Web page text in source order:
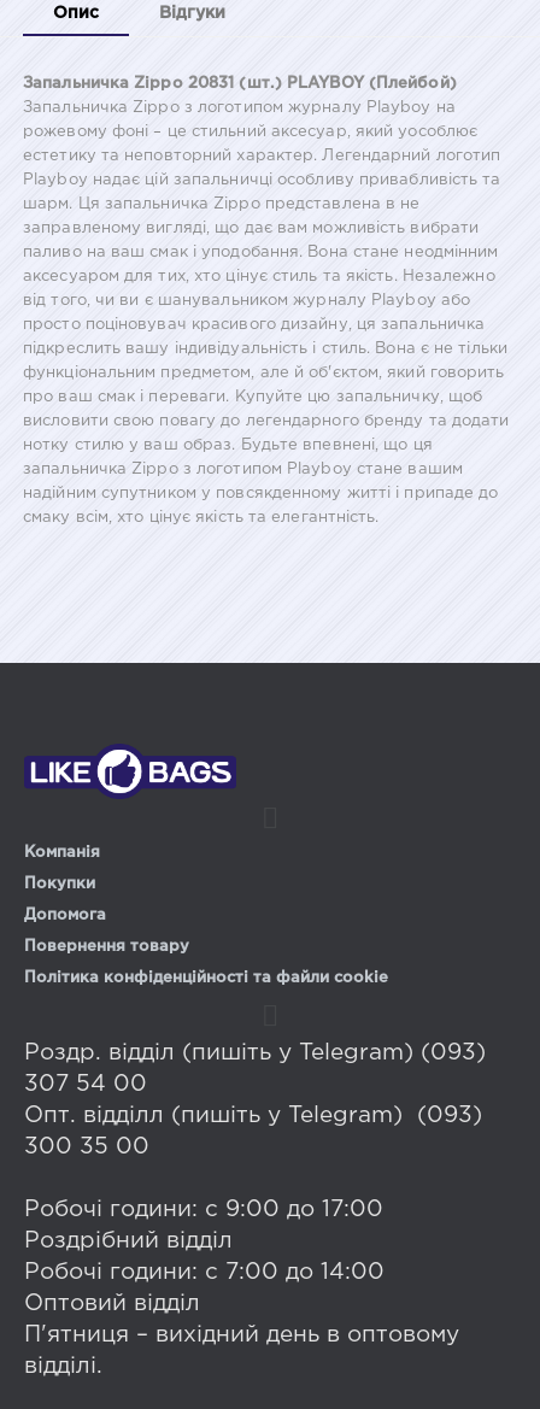
Опис Відгуки
Запальничка Zippo 20831 (шт.) PLAYBOY (Плейбой)
Запальничка Zippo з логотипом журналу Playboy на
рожевому фоні – це стильний аксесуар, який уособлює
естетику та неповторний характер. Легендарний логотип
Playboy надає цій запальничці особливу привабливість та
шарм. Ця запальничка Zippo представлена в не
заправленому вигляді, що дає вам можливість вибрати
паливо на ваш смак і уподобання. Вона стане неодмінним
аксесуаром для тих, хто цінує стиль та якість. Незалежно
від того, чи ви є шанувальником журналу Playboy або
просто поціновувач красивого дизайну, ця запальничка
підкреслить вашу індивідуальність і стиль. Вона є не тільки
функціональним предметом, але й об'єктом, який говорить
про ваш смак і переваги. Купуйте цю запальничку, щоб
висловити свою повагу до легендарного бренду та додати
нотку стилю у ваш образ. Будьте впевнені, що ця
запальничка Zippo з логотипом Playboy стане вашим
надійним супутником у повсякденному житті і припаде до
смаку всім, хто цінує якість та елегантність.
Компанія
Покупки
Допомога
Повернення товару
Політика конфіденційності та файли cookie
Роздр. відділ (пишіть у Telegram) (093)
307 54 00
Опт. відділл (пишіть у Telegram) (093)
300 35 00
Робочі години: с 9:00 до 17:00
Роздрібний відділ
Робочі години: с 7:00 до 14:00
Оптовий відділ
П'ятниця – вихідний день в оптовому
відділі.